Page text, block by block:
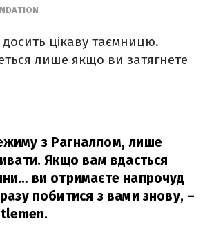
цікаву таємницю.
лише якщо ви затягнете
з Рагналлом, лише
Якщо вам вдасться
ви отримаєте напрочуд
побитися з вами знову, –